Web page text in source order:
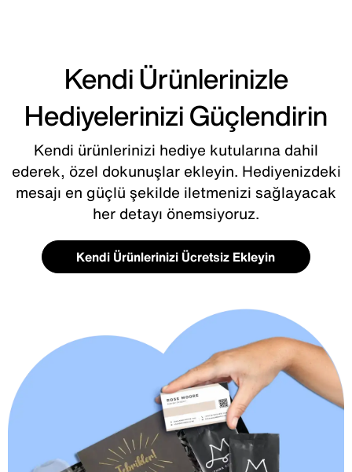
Kendi Ürünlerinizle
Hediyelerinizi Güçlendirin
Kendi ürünlerinizi hediye kutularına dahil
ederek, özel dokunuşlar ekleyin. Hediyenizdeki
mesajı en güçlü şekilde iletmenizi sağlayacak
her detayı önemsiyoruz.
Kendi Ürünlerinizi Ücretsiz Ekleyin